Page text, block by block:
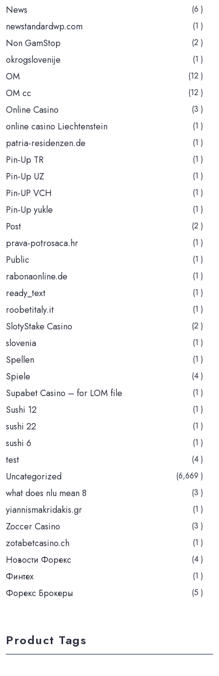
News (6 )
newstandardwp.com (1 )
Non GamStop (2 )
okrogslovenije (1 )
OM (12 )
OM cc (12 )
Online Casino (3 )
online casino Liechtenstein (1 )
patria-residenzen.de (1 )
Pin-Up TR (1 )
Pin-Up UZ (1 )
Pin-UP VCH (1 )
Pin-Up yukle (1 )
Post (2 )
prava-potrosaca.hr (1 )
Public (1 )
rabonaonline.de (1 )
ready_text (1 )
roobetitaly.it (1 )
SlotyStake Casino (2 )
slovenia (1 )
Spellen (1 )
Spiele (4 )
Supabet Casino – for LOM file (1 )
Sushi 12 (1 )
sushi 22 (1 )
sushi 6 (1 )
test (4 )
Uncategorized (6,669 )
what does nlu mean 8 (3 )
yiannismakridakis.gr (1 )
Zoccer Casino (3 )
zotabetcasino.ch (1 )
Новости Форекс (4 )
Финтех (1 )
Форекс Брокеры (5 )
Product Tags